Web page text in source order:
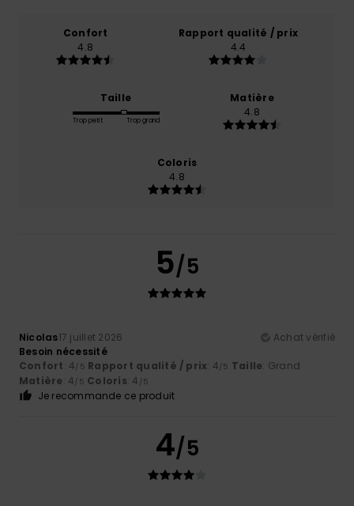
Confort
4.8
Rapport qualité / prix
4.4
Taille
Trop petit Trop grand
Matière
4.8
Coloris
4.8
5/5
Nicolas17 juillet 2026
Achat vérifié
Besoin nécessité
Confort: 4/5 Rapport qualité / prix: 4/5 Taille: Grand
Matière: 4/5 Coloris: 4 /5
Je recommande ce produit
4/5